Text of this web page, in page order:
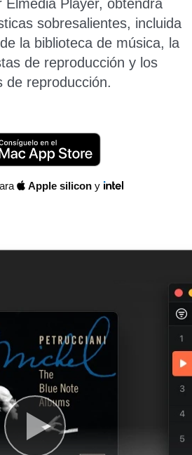
Elmedia Player, obtendrá
sobresalientes, incluida
la biblioteca de música, la
de reproducción y los
de reproducción.
Apple silicon y